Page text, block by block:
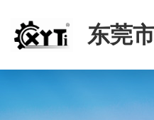
东莞
司